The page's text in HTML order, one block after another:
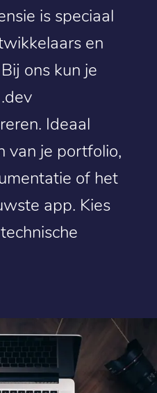
is speciaal
en
ons kun je
Ideaal
van je portfolio,
of het
app. Kies